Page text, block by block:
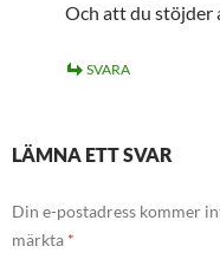
Och att du stöjder
SVARA
LÄMNA ETT SVAR
Din e-postadress kommer
märkta *